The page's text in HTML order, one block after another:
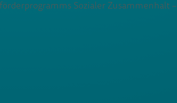
Sozialer Zusammenhalt